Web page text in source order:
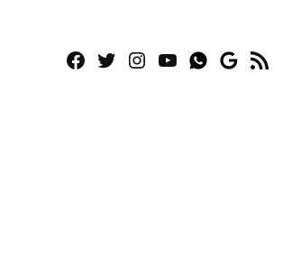
Facebook
TwitterInstagram
YouTubeWhatsapp
Google
RSS